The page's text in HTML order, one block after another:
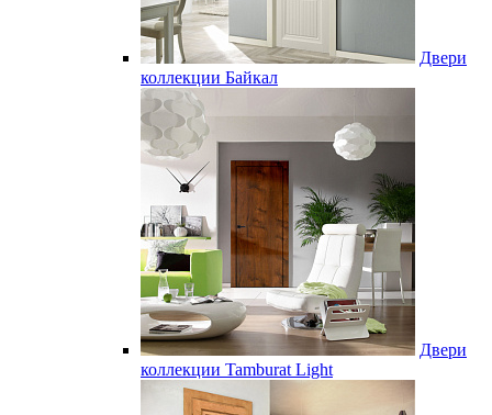
Двери
коллекции Байкал
Двери
коллекции Tamburat Light